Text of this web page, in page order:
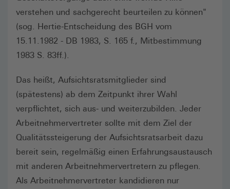
verstehen und sachgerecht beurteilen zu können"
(sog. Hertie-Entscheidung des BGH vom
15.11.1982 - DB 1983, S. 165 f., Mitbestimmung
1983 S. 83ff.).
Das heißt, Aufsichtsratsmitglieder sind
(spätestens) ab dem Zeitpunkt ihrer Wahl
verpflichtet, sich aus- und weiterzubilden. Jeder
Arbeitnehmervertreter sollte mit dem Ziel der
Qualitätssteigerung der Aufsichtsratsarbeit dazu
bereit sein, regelmäßig einen Erfahrungsaustausch
mit anderen Arbeitnehmervertretern zu pflegen.
Als Arbeitnehmervertreter kandidieren nur